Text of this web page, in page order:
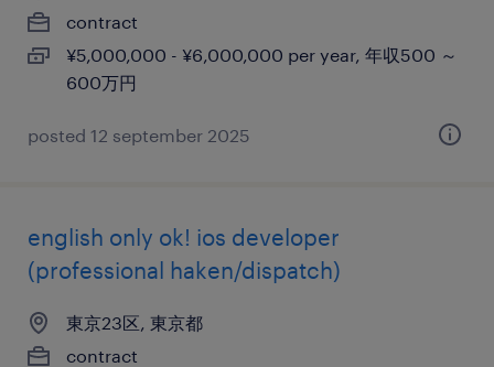
contract
¥5,000,000 - ¥6,000,000 per year, 年収500 ～
600万円
posted 12 september 2025
english only ok! ios developer
(professional haken/dispatch)
東京23区, 東京都
contract